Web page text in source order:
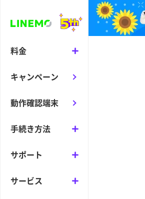
料金
キャンペーン
動作確認端末
手続き方法
サポート
サービス